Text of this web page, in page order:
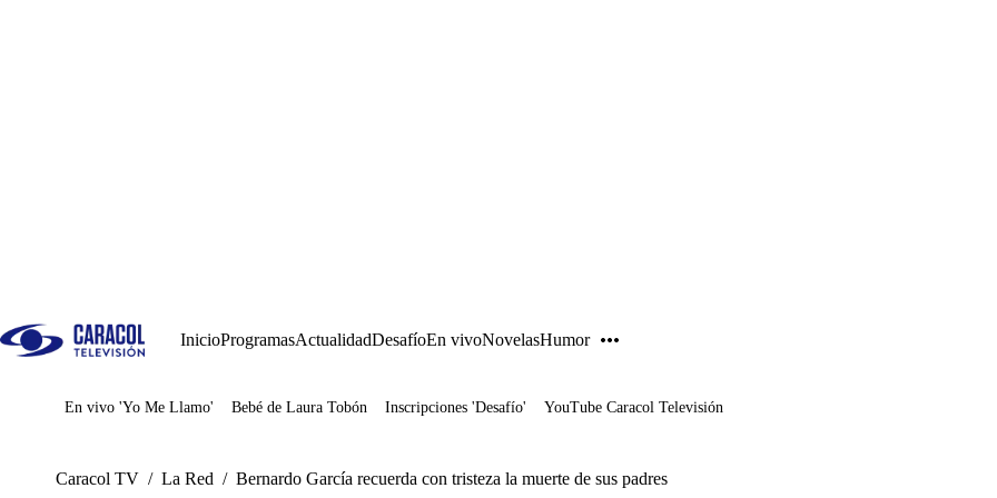
InicioProgramasActualidadDesafíoEn vivoNovelasHumor
Juegos
En vivo 'Yo Me Llamo' Bebé de Laura Tobón Inscripciones 'Desafío' YouTube Caracol Televisión
Caracol TV / La Red / Bernardo García recuerda con tristeza la muerte de sus padres